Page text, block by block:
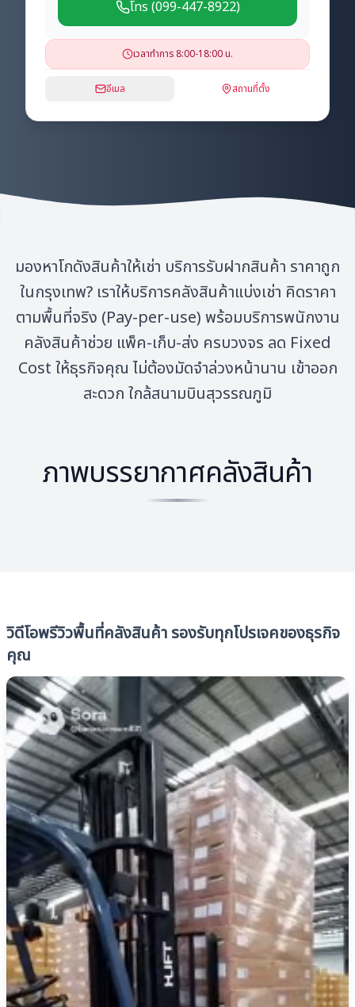
โทร (099-447-8922)
เวลาทำการ 8:00-18:00 น.
อีเมล สถานที่ตั้ง
มองหาโกดังสินค้าให้เช่า บริการรับฝากสินค้า ราคาถูก
ในกรุงเทพ? เราให้บริการคลังสินค้าแบ่งเช่า คิดราคา
ตามพื้นที่จริง (Pay-per-use) พร้อมบริการพนักงาน
คลังสินค้าช่วย แพ็ค-เก็บ-ส่ง ครบวงจร ลด Fixed
Cost ให้ธุรกิจคุณ ไม่ต้องมัดจำล่วงหน้านาน เข้าออก
สะดวก ใกล้สนามบินสุวรรณภูมิ
ภาพบรรยากาศคลังสินค้า
วิดีโอพรีวิวพื้นที่คลังสินค้า รองรับทุกโปรเจคของธุรกิจ
คุณ